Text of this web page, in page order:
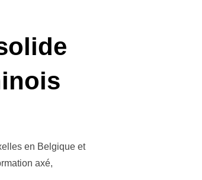
en Belgique et
axé,